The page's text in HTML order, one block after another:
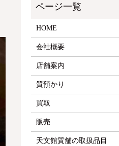
HOME
会社概要
店舗案内
質預かり
買取
販売
天文館質舗の取扱品目